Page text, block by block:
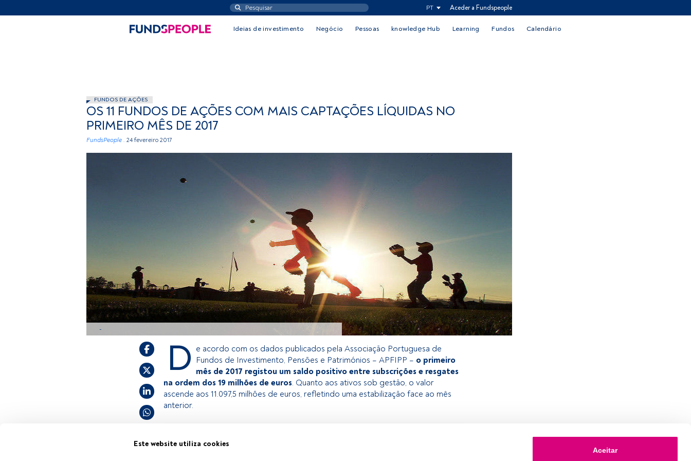
Este website utiliza cookies
Aceitar
PT Aceder a Fundspeople
Ideias de investimento Negócio Pessoas knowledge Hub Learning Fundos Calendário
FUNDOS DE AÇÕES
OS 11 FUNDOS DE AÇÕES COM MAIS CAPTAÇÕES LÍQUIDAS NO
PRIMEIRO MÊS DE 2017
FundsPeople . 24 fevereiro 2017
-
D e acordo com os dados publicados pela Associação Portuguesa de
Fundos de Investimento, Pensões e Patrimónios – APFIPP – o primeiro
mês de 2017 registou um saldo positivo entre subscrições e resgates
na ordem dos 19 milhões de euros. Quanto aos ativos sob gestão, o valor
ascende aos 11.097,5 milhões de euros, refletindo uma estabilização face ao mês
anterior.
Este é um artigo exclusivo para os utilizadores registados da FundsPeople. Se já